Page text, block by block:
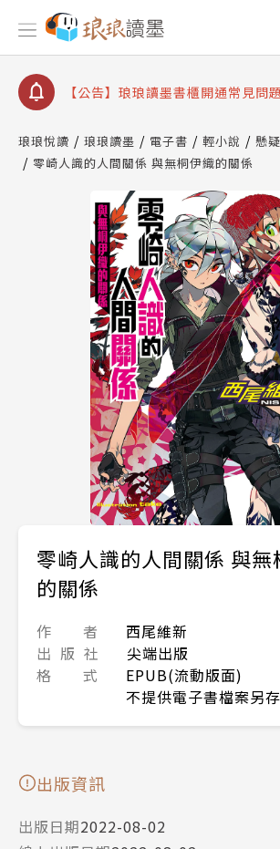
【公告】因 Readmoo 讀墨系統維
停部分閱讀服務
【公告】琅琅讀墨數位閱讀資產合
【公告】琅琅讀墨書櫃開通常見問題
請圖文教學
【公告】琅琅書店服務升級重要說
查詢
【公告】因 Readmoo 讀墨系統維
停部分閱讀服務
琅琅悅讀 琅琅讀墨 電子書 輕小說
懸
零崎人識的人間關係 與無桐伊織的關係
零崎人識的人間關係 與無
的關係
作 者
西尾維新
出 版 社
尖端出版
格 式
EPUB(流動版面)
不提供電子書檔案另
出版資訊
出版日期2022-08-02